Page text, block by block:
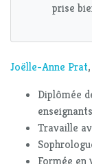
prise
Joëlle-Anne Prat
Diplômée
Travaille